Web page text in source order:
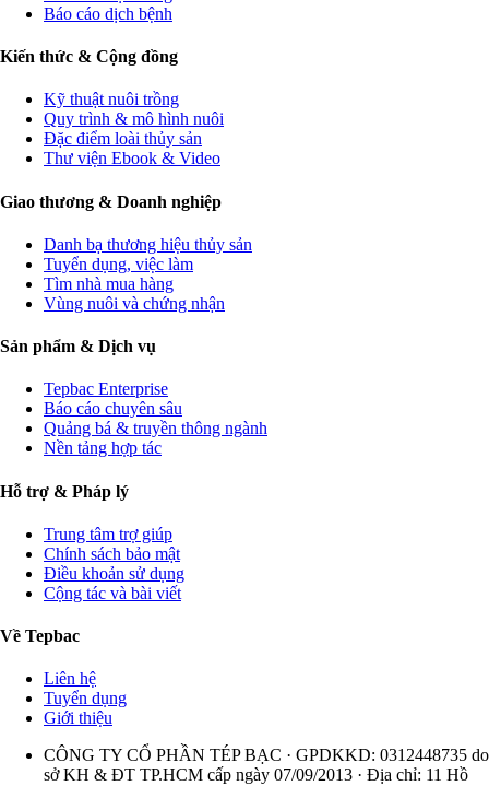
Báo cáo dịch bệnh
Kiến thức & Cộng đồng
Kỹ thuật nuôi trồng
Quy trình & mô hình nuôi
Đặc điểm loài thủy sản
Thư viện Ebook & Video
Giao thương & Doanh nghiệp
Danh bạ thương hiệu thủy sản
Tuyển dụng, việc làm
Tìm nhà mua hàng
Vùng nuôi và chứng nhận
Sản phẩm & Dịch vụ
Tepbac Enterprise
Báo cáo chuyên sâu
Quảng bá & truyền thông ngành
Nền tảng hợp tác
Hỗ trợ & Pháp lý
Trung tâm trợ giúp
Chính sách bảo mật
Điều khoản sử dụng
Cộng tác và bài viết
Về Tepbac
Liên hệ
Tuyển dụng
Giới thiệu
CÔNG TY CỔ PHẦN TÉP BẠC · GPDKKD: 0312448735 do
sở KH & ĐT TP.HCM cấp ngày 07/09/2013 · Địa chỉ: 11 Hồ